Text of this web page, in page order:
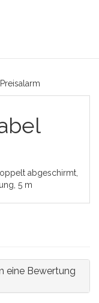
Preisalarm
abgeschirmt,
5 m
eine Bewertung